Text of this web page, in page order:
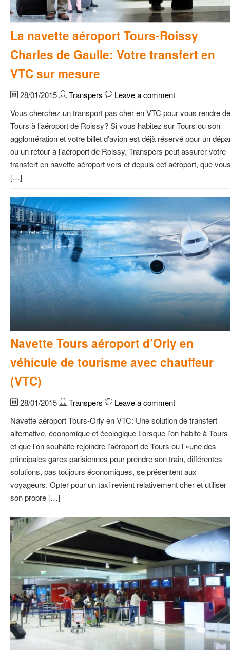
La navette aéroport Tours-Roissy
Charles de Gaulle: Votre transfert en
VTC sur mesure
28/01/2015 Transpers
Leave a comment
Vous cherchez un transport pas cher en VTC pour vous rendre de
Tours à l’aéroport de Roissy? Si vous habitez sur Tours ou son
agglomération et votre billet d’avion est déjà réservé pour un
ou un retour à l’aéroport de Roissy, Transpers peut assurer votre
transfert en navette aéroport vers et depuis cet aéroport, que
[…]
Navette Tours aéroport d’Orly en
véhicule de tourisme avec chauffeur
(VTC)
28/01/2015 Transpers
Leave a comment
Navette aéroport Tours-Orly en VTC: Une solution de transfert
alternative, économique et écologique Lorsque l’on habite à Tours
et que l’on souhaite rejoindre l’aéroport de Tours ou l »une des
principales gares parisiennes pour prendre son train, différentes
solutions, pas toujours économiques, se présentent aux
voyageurs. Opter pour un taxi revient relativement cher et utiliser
son propre […]